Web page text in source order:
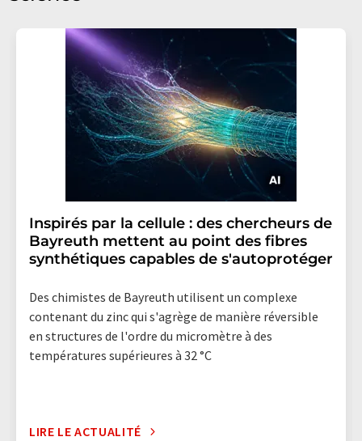
Inspirés par la cellule : des chercheurs de
Bayreuth mettent au point des fibres
synthétiques capables de s'autoprotéger
Des chimistes de Bayreuth utilisent un complexe
contenant du zinc qui s'agrège de manière réversible
en structures de l'ordre du micromètre à des
températures supérieures à 32 °C
LIRE LE ACTUALITÉ